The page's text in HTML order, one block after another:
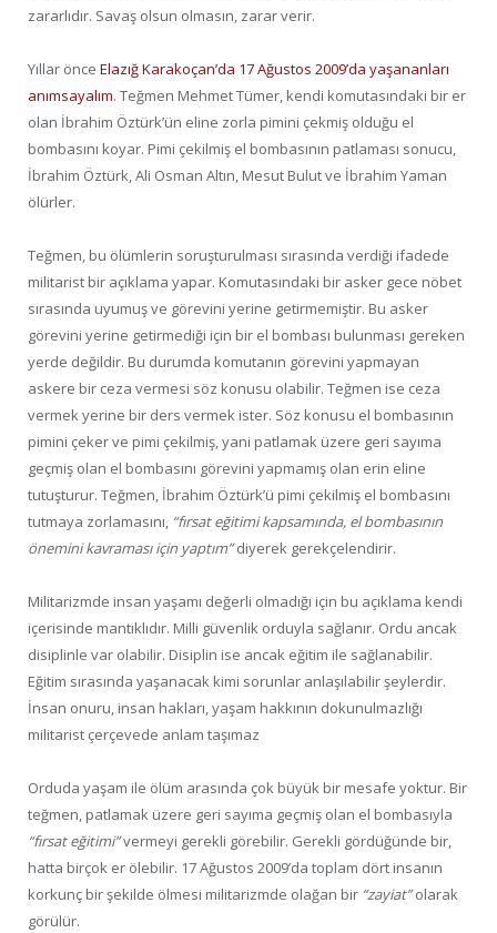
zararlıdır. Savaş olsun olmasın, zarar verir.
Yıllar önce Elazığ Karakoçan’da 17 Ağustos 2009’da yaşananları
anımsayalım. Teğmen Mehmet Tümer, kendi komutasındaki bir er
olan İbrahim Öztürk’ün eline zorla pimini çekmiş olduğu el
bombasını koyar. Pimi çekilmiş el bombasının patlaması sonucu,
İbrahim Öztürk, Ali Osman Altın, Mesut Bulut ve İbrahim Yaman
ölürler.
Teğmen, bu ölümlerin soruşturulması sırasında verdiği ifadede
militarist bir açıklama yapar. Komutasındaki bir asker gece nöbet
sırasında uyumuş ve görevini yerine getirmemiştir. Bu asker
görevini yerine getirmediği için bir el bombası bulunması gereken
yerde değildir. Bu durumda komutanın görevini yapmayan
askere bir ceza vermesi söz konusu olabilir. Teğmen ise ceza
vermek yerine bir ders vermek ister. Söz konusu el bombasının
pimini çeker ve pimi çekilmiş, yani patlamak üzere geri sayıma
geçmiş olan el bombasını görevini yapmamış olan erin eline
tutuşturur. Teğmen, İbrahim Öztürk’ü pimi çekilmiş el bombasını
tutmaya zorlamasını, “fırsat eğitimi kapsamında, el bombasının
önemini kavraması için yaptım”diyerek gerekçelendirir.
Militarizmde insan yaşamı değerli olmadığı için bu açıklama kendi
içerisinde mantıklıdır. Milli güvenlik orduyla sağlanır. Ordu ancak
disiplinle var olabilir. Disiplin ise ancak eğitim ile sağlanabilir.
Eğitim sırasında yaşanacak kimi sorunlar anlaşılabilir şeylerdir.
İnsan onuru, insan hakları, yaşam hakkının dokunulmazlığı
militarist çerçevede anlam taşımaz
Orduda yaşam ile ölüm arasında çok büyük bir mesafe yoktur. Bir
teğmen, patlamak üzere geri sayıma geçmiş olan el bombasıyla
“fırsat eğitimi”vermeyi gerekli görebilir. Gerekli gördüğünde bir,
hatta birçok er ölebilir. 17 Ağustos 2009’da toplam dört insanın
korkunç bir şekilde ölmesi militarizmde olağan bir “zayiat”olarak
görülür.